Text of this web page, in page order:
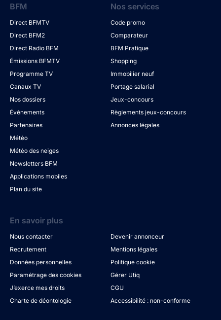
BFM
Direct BFMTV
Direct BFM2
Direct Radio BFM
Émissions BFMTV
Programme TV
Canaux TV
Nos dossiers
Évènements
Partenaires
Météo
Météo des neiges
Newsletters BFM
Applications mobiles
Plan du site
Nos services
Code promo
Comparateur
BFM Pratique
Shopping
Immobilier neuf
Portage salarial
Jeux-concours
Règlements jeux-concours
Annonces légales
En savoir plus
Nous contacter
Devenir annonceur
Recrutement
Mentions légales
Données personnelles
Politique cookie
Paramétrage des cookies
Gérer Utiq
J’exerce mes droits
CGU
Charte de déontologie
Accessibilité : non-conforme